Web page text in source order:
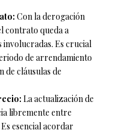
Con la derogación
contrato queda a
Es crucial
de arrendamiento
de cláusulas de
La actualización de
libremente entre
esencial acordar